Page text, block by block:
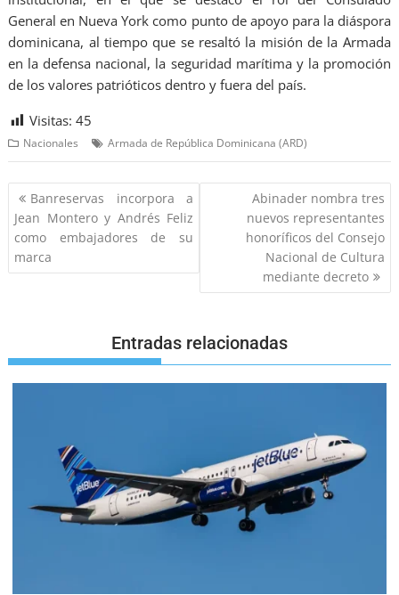
General en Nueva York como punto de apoyo para la diáspora
dominicana, al tiempo que se resaltó la misión de la Armada
en la defensa nacional, la seguridad marítima y la promoción
de los valores patrióticos dentro y fuera del país.
Visitas: 45
Nacionales Armada de República Dominicana (ARD)
Banreservas incorpora a
Jean Montero y Andrés Feliz
como embajadores de su
marca
Abinader nombra tres
nuevos representantes
honoríficos del Consejo
Nacional de Cultura
mediante decreto
Entradas relacionadas